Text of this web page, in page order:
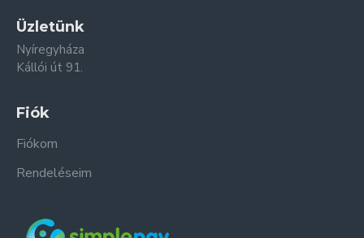
Üzletünk
Nyíregyháza
Kállói út 91.
Fiók
Fiókom
Rendeléseim